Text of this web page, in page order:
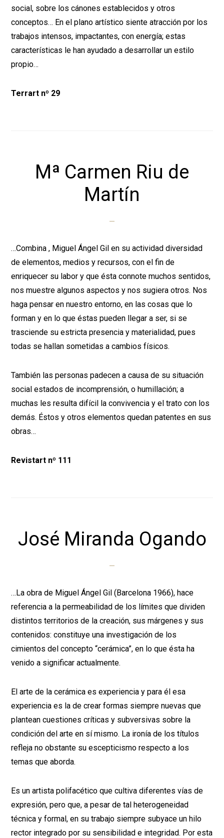
social, sobre los cánones establecidos y otros
conceptos… En el plano artístico siente atracción por los
trabajos intensos, impactantes, con energía; estas
características le han ayudado a desarrollar un estilo
propio…
Terrart nº 29
Mª Carmen Riu de
Martín
…Combina , Miguel Ángel Gil en su actividad diversidad
de elementos, medios y recursos, con el fin de
enriquecer su labor y que ésta connote muchos sentidos,
nos muestre algunos aspectos y nos sugiera otros. Nos
haga pensar en nuestro entorno, en las cosas que lo
forman y en lo que éstas pueden llegar a ser, si se
trasciende su estricta presencia y materialidad, pues
todas se hallan sometidas a cambios físicos.
También las personas padecen a causa de su situación
social estados de incomprensión, o humillación; a
muchas les resulta difícil la convivencia y el trato con los
demás. Éstos y otros elementos quedan patentes en sus
obras…
Revistart nº 111
José Miranda Ogando
…La obra de Miguel Ángel Gil (Barcelona 1966), hace
referencia a la permeabilidad de los límites que dividen
distintos territorios de la creación, sus márgenes y sus
contenidos: constituye una investigación de los
cimientos del concepto “cerámica”, en lo que ésta ha
venido a significar actualmente.
El arte de la cerámica es experiencia y para él esa
experiencia es la de crear formas siempre nuevas que
plantean cuestiones críticas y subversivas sobre la
condición del arte en sí mismo. La ironía de los títulos
refleja no obstante su escepticismo respecto a los
temas que aborda.
Es un artista polifacético que cultiva diferentes vías de
expresión, pero que, a pesar de tal heterogeneidad
técnica y formal, en su trabajo siempre subyace un hilo
rector integrado por su sensibilidad e integridad. Por esta